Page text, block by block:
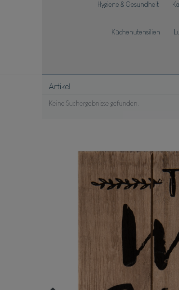
Hygiene & Gesundheit
Küchenutensilien
Artikel
Keine Suchergebnisse gefunden.